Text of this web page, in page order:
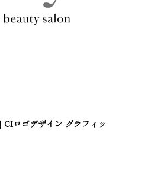
ロゴデザイン グラフィッ